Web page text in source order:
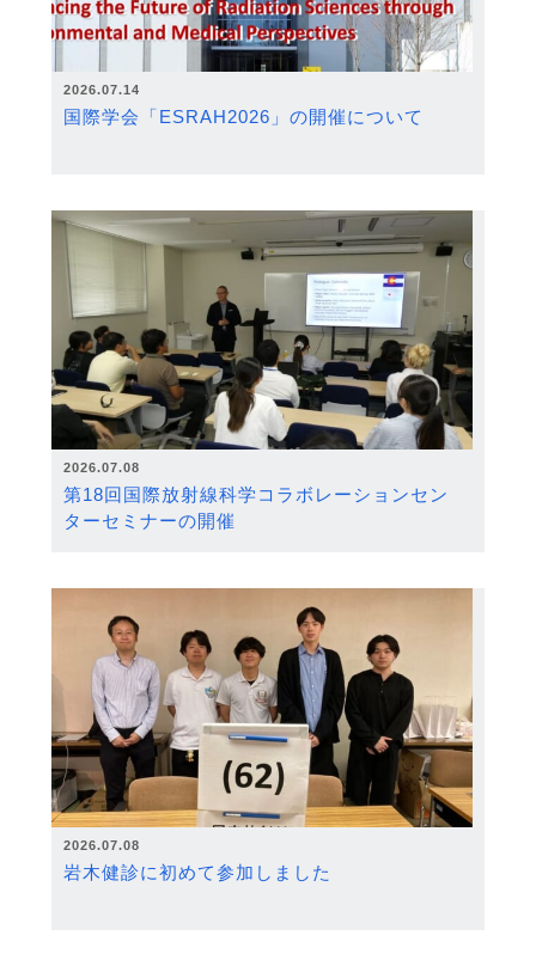
2026.07.14
国際学会「ESRAH2026」の開催について
2026.07.08
第18回国際放射線科学コラボレーションセン
ターセミナーの開催
2026.07.08
岩木健診に初めて参加しました